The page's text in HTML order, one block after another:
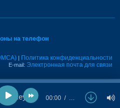
на телефон
| Политика конфиденциальности
E-mail: Электронная почта для связи
Tones And I - Dance Monkey (Marimba) 00:00 …